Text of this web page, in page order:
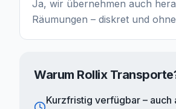
Ja, wir übernehmen auch
Räumungen – diskret und
Warum Rollix
Kurzfristig verfügbar – auch